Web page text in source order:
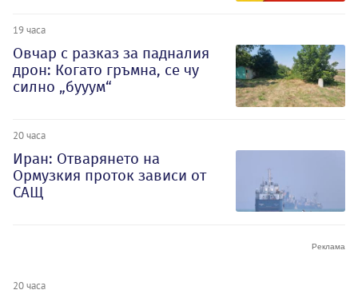
19 часа
Овчар с разказ за падналия
дрон: Когато гръмна, се чу
силно „бууум“
20 часа
Иран: Отварянето на
Ормузкия проток зависи от
САЩ
20 часа